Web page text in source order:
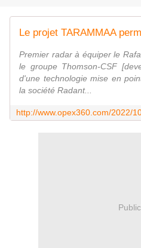
Premier radar à équiper le
le groupe Thomson-CSF
d'une technologie mise en
la société Radant...